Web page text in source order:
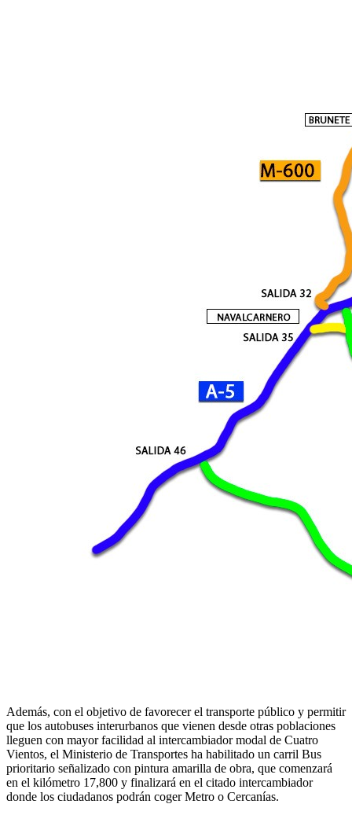
Además, con el objetivo de favorecer el transporte público y permitir
que los autobuses interurbanos que vienen desde otras poblaciones
lleguen con mayor facilidad al intercambiador modal de Cuatro
Vientos, el Ministerio de Transportes ha habilitado un carril Bus
prioritario señalizado con pintura amarilla de obra, que comenzará
en el kilómetro 17,800 y finalizará en el citado intercambiador
donde los ciudadanos podrán coger Metro o Cercanías.